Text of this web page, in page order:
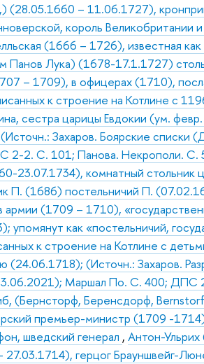
(28.05.1660 – 11.06.1727),
король Великобритании
(1666 – 1726), известная как
Панов Лука) (1678-17.1.1727)
– 1709), в офицерах (1710),
к строение на Котлине с
сестра царицы Евдокии (ум.
Захаров. Боярские
2-2. С. 101; Панова. Некрополи. С.
23.07.1734), комнатный стольник
П. (1686) постельничий П.
(1709 – 1710),
упомянут как «постельничий,
к строение на Котлине с
(24.06.1718); (Источн.: Захаров.
Маршал По. С. 400; ДПС
(Бернсторф, Беренсдорф,
премьер-министр (1709 -
шведский генерал ,Антон-
герцог Брауншвейг-